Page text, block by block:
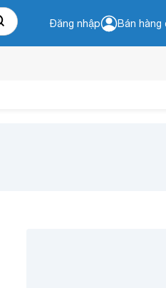
Đăng nhập Bán hàng